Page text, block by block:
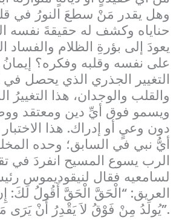
وهل يقدر مَنْ سطعَ النورُ في
حناياه وكشف له حقيقةَ نفسه
يعودَ إلى بؤرةِ الظلام والفساد
على نفسه وقلبه وفكره؟ إيمانُ
التغيير الجذري الذي يحصل في
والقلب والوجدان، هذا التغييرُ
ويسمو فوق أيِّ دين ومعتقد
دون وعيٍ أو إدراك. هذا
أيُّ نبي في السابق؛ وحده
الرب يسوع المسيح انفردَ في
لسامعيه فقال لنيقوديموس
العريق: “الْحَقَّ الْحَقَّ أَقُولُ لَكَ:
يُولَدُ مِنْ فَوْقُ لاَ يَقْدِرُ أَنْ يَرَى مَلَكُوتَ اللهِ”.